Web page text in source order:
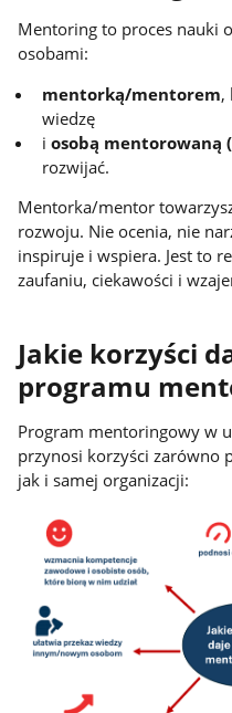
Mentoring to proces nauki
osobami:
mentorką/mentorem,
wiedzę
iosobą mentorowaną
rozwijać.
Mentorka/mentor
rozwoju. Nie ocenia, nie
inspiruje i wspiera. Jest to
zaufaniu, ciekawości i
Jakie korzyści
programu
Program mentoringowy w
przynosi korzyści zarówno
jak i samej organizacji: